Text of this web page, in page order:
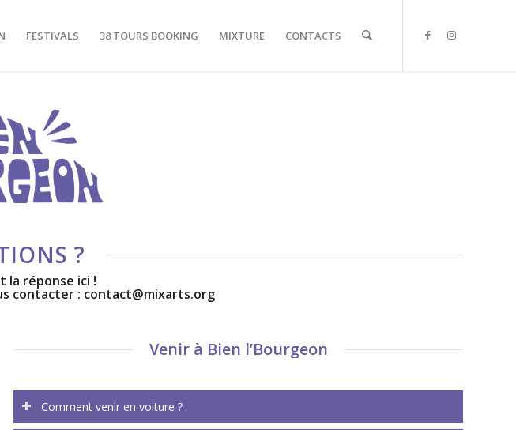
FESTIVALS 38 TOURS BOOKING MIXTURE CONTACTS
?
la réponse ici !
contacter : contact@mixarts.org
Venir à Bien l’Bourgeon
Comment venir en voiture ?